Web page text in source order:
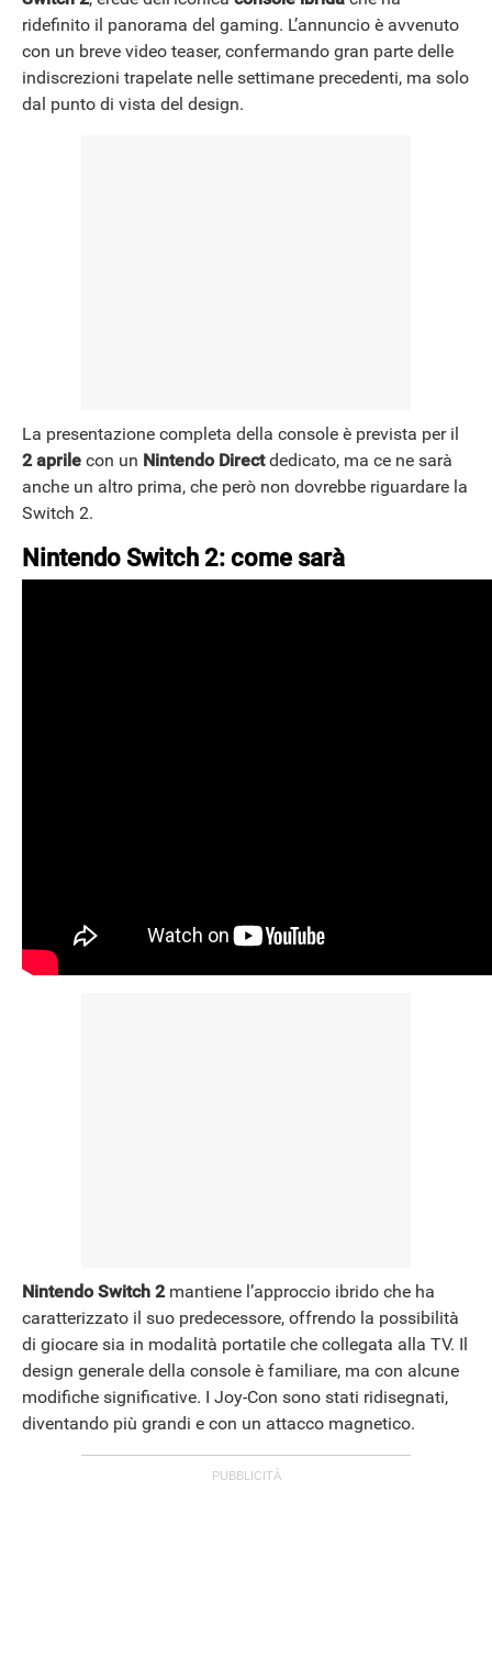
NEWS
ridefinito il panorama del gaming. L’annuncio è avvenuto
con un breve video teaser, confermando gran parte delle
indiscrezioni trapelate nelle settimane precedenti, ma solo
dal punto di vista del design.
La presentazione completa della console è prevista per il
2 aprile con un Nintendo Directdedicato, ma ce ne sarà
anche un altro prima, che però non dovrebbe riguardare la
Switch 2.
Nintendo Switch 2: come sarà
Nintendo Switch 2mantiene l’approccio ibrido che ha
caratterizzato il suo predecessore, offrendo la possibilità
di giocare sia in modalità portatile che collegata alla TV. Il
design generale della console è familiare, ma con alcune
modifiche significative. I Joy-Con sono stati ridisegnati,
diventando più grandi e con un attacco magnetico.